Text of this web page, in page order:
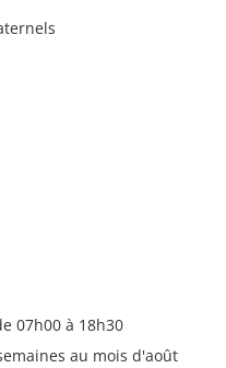
07h00 à 18h30
au mois d'août